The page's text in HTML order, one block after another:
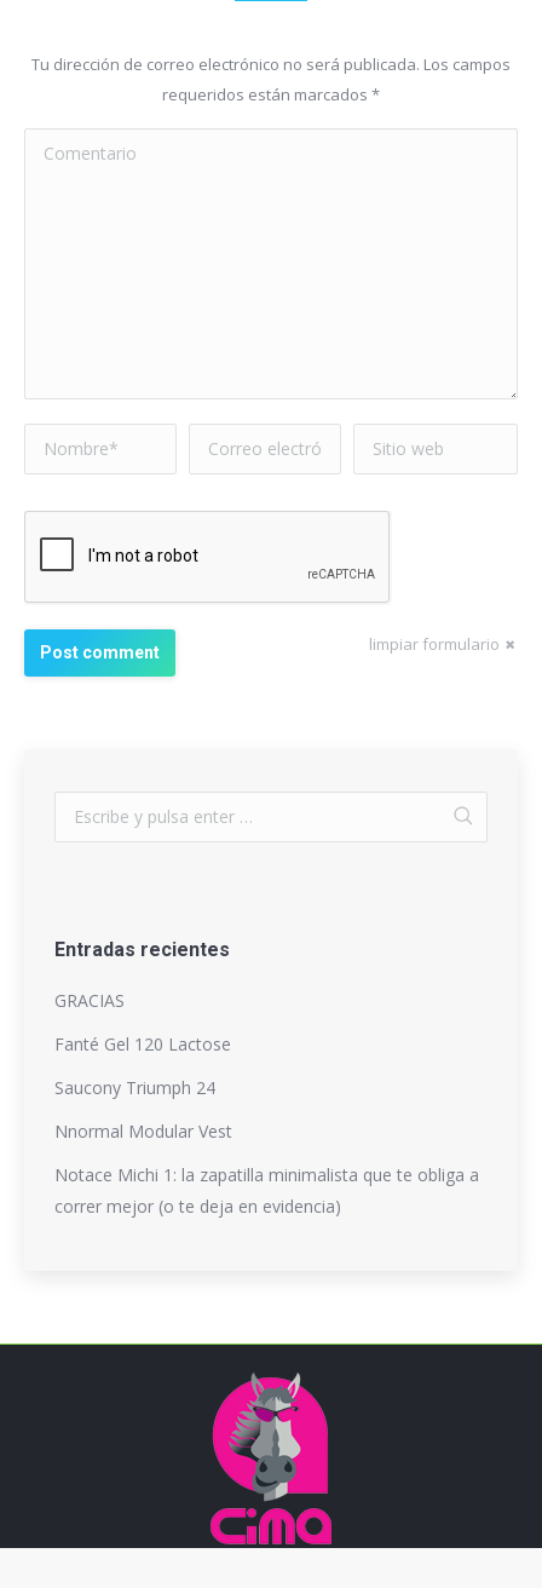
Tu dirección de correo electrónico no será publicada. Los campos
requeridos están marcados *
Comentario
Nombre *
Correo electrónico
*
Sitio web
limpiar formulario
Post comment
Entradas recientes
GRACIAS
Fanté Gel 120 Lactose
Saucony Triumph 24
Nnormal Modular Vest
Notace Michi 1: la zapatilla minimalista que te obliga a
correr mejor (o te deja en evidencia)